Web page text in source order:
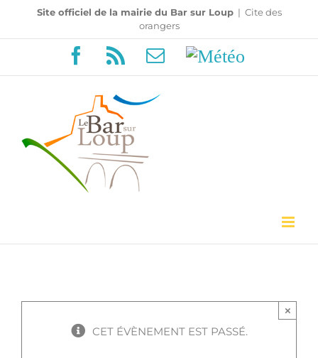
au
Site officiel de la mairie du Bar sur Loup | Cite des
orangers
Facebook
Rss EmailMétéo
CET ÉVÈNEMENT EST PASSÉ.
×